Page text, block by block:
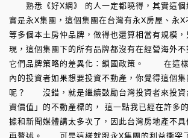
熟悉《好X網》 的人一定都曉得，其實這個
實是永X集團，這個集團在台灣有永X房屋、永
等多個本土房仲品牌，做得也還算相當有規模
現，這個集團下的所有品牌都沒有在經營海外
它們品牌策略的差異化：鎖國政策。 在這樣
內的投資者如果想要投資不動產，你覺得這個
呢？ 沒錯，就是繼續鼓勵台灣投資者來投資
資價值」的不動產標的， 這一點我已經在許多
據和新聞媒體講太多次了，因此台灣房地產不
再贅述。 可是這樣就跟永X集團的利益衝突